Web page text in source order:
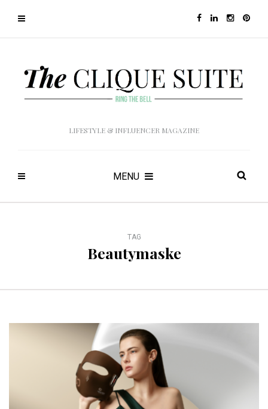
LIFESTYLE & INFLUENCER MAGAZINE
MENU
TAG
Beautymaske